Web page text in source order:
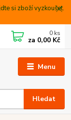
si zboží vyzkoušet.
Menu
Hledat
0 ks
za 0,00 Kč